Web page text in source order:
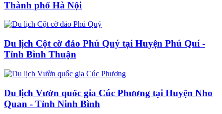
Thành phố Hà Nội
Du lịch Cột cờ đảo Phú Quý tại Huyện Phú Quí -
Tỉnh Bình Thuận
Du lịch Vườn quốc gia Cúc Phương tại Huyện Nho
Quan - Tỉnh Ninh Bình